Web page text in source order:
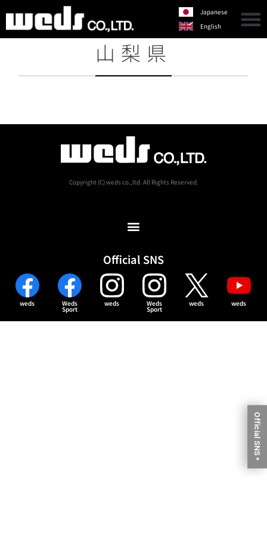
Official SNS
▼
Japanese
English
山梨県
Copyright (C) weds co.,ltd. All Rights Reserved.
Official SNS
weds Weds
Sport
weds Weds
Sport
weds weds